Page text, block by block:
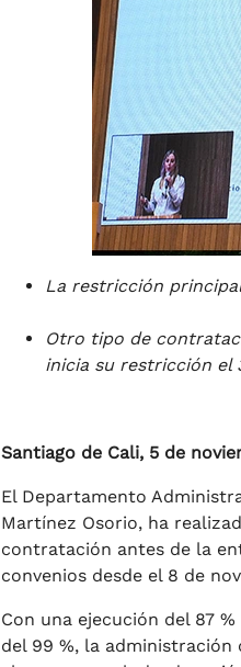
La restricción
Otro tipo de
inicia su restricción el
Santiago de Cali, 5 de
El Departamento
Martínez Osorio, ha
contratación antes de la
convenios desde el 8 de
Con una ejecución del 87
del 99 %, la administración